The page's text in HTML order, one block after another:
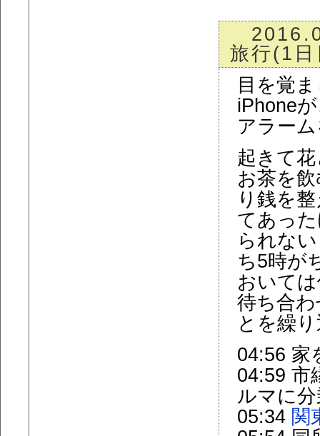
旅行(1
目を覚
iPhone
アラー
起きて
お茶を
り銭を
てあっ
られな
ち5時が
おいて
待ち合
とを繰
04:56 家
04:59 市
ルマに
05:34 関